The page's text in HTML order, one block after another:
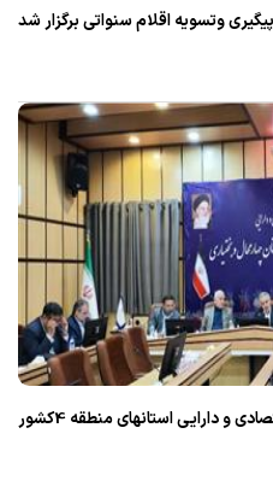
وتسویه اقلام سنواتی برگزار شد
جلسه هم اندیشی مدیران كل امور اقتصادی و دارایی استانهای منطقه 4كشور